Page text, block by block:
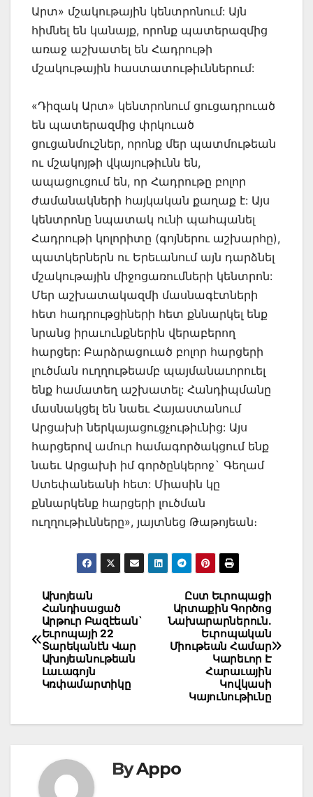
Արտ» մշակութային կենտրոնում: Այն
հիմնել են կանայք, որոնք պատերազմից
առաջ աշխատել են Հադրութի
մշակութային հաստատութիւններում:
«Դիզակ Արտ» կենտրոնում ցուցադրուած
են պատերազմից փրկուած
ցուցանմուշներ, որոնք մեր պատմութեան
ու մշակոյթի վկայութիւնն են,
ապացուցում են, որ Հադրութը բոլոր
ժամանակների հայկական քաղաք է: Այս
կենտրոնը նպատակ ունի պահպանել
Հադրութի կոլորիտը (գոյներու աշխարհը),
պատկերներն ու Երեւանում այն դարձնել
մշակութային միջոցառումների կենտրոն:
Մեր աշխատակազմի մասնագէտների
հետ հադրութցիների հետ քննարկել ենք
նրանց իրաւունքներին վերաբերող
հարցեր: Բարձրացուած բոլոր հարցերի
լուծման ուղղութեամբ պայմանաւորուել
ենք համատեղ աշխատել: Հանդիպմանը
մասնակցել են նաեւ Հայաստանում
Արցախի ներկայացուցչութիւնից: Այս
հարցերով ամուր համագործակցում ենք
նաեւ Արցախի իմ գործընկերոջ` Գեղամ
Ստեփանեանի հետ: Միասին կը
քննարկենք հարցերի լուծման
ուղղութիւնները», յայտնեց Թաթոյեան։
Post
navigation
Ըստ Եւրոպացի
Արտաքին Գործոց
Նախարարներուն.
Եւրոպական
Միութեան Համար
Կարեւոր Է
Հարաւային
Կովկասի
Կայունութիւնը
Ախոյեան
Հանդիսացած
Արթուր Բազէեան`
Եւրոպայի 22
Տարեկանէն Վար
Ախոյեանութեան
Լաւագոյն
Կռփամարտիկը
ByAppo